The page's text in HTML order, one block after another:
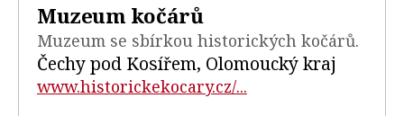
Muzeum kočárů
Muzeum se sbírkou historických kočárů.
Čechy pod Kosířem, Olomoucký kraj
www.historickekocary.cz/...